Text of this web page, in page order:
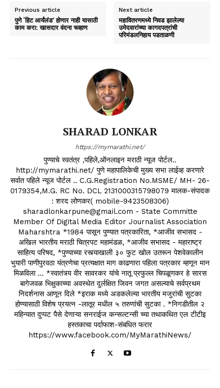
Previous article
पुणे ‘हिट आर्यंलंड’ होणार नाही यासाठी
काम करा: खासदार वंदना चव्हाण
Next article
महावितरणमध्ये निवड झालेल्या
उमेदवारांच्या कागदपत्रांची
परिमंडलनिहाय पडताळणी
SHARAD LONKAR
https://mymarathi.net/
पुण्याचे स्वतंत्र ,पहिले,ऑनलाइन मराठी न्यूज पोर्टल..
http://mymarathi.net/ पुणे महापालिकेची मुख्य सभा लाईव्ह करणारे
सर्वात पहिले न्यूज पोर्टल .. C.G.Registration No.MSME/ MH- 26-
0179354,M.G. RC No. DCL 2131000315798079 मालक-संपादक
: शरद लोणकर( mobile-9423508306)
sharadlonkarpune@gmail.com - State Committe
Member Of Digital Media Editor Journalist Association
Maharshtra *1984 पासून पुण्यात पत्रकारिता, *आजीव सभासद -
अखिल भारतीय मराठी चित्रपट महामंडळ, *आजीव सभासद - महाराष्ट्र
साहित्य परिषद, *पुण्याच्या रस्त्याखाली ३० फुट खोल उतरून पेशवेकालीन
भुयारी पाणीपुरवठा यंत्रणेचा प्रत्यक्षात माग काढणारा पहिला पत्रकार म्हणून मान
मिळविला ... *स्वातंत्र्य वीर सावरकर यांचे नातू प्रफुल्ल चिपळूणकर हे सारस
बागेजवळ भिक्षुकाच्या अवस्थेत दुर्लक्षित जिवन जगत असल्याचे सर्वप्रथम
निदर्शनास आणून दिले *इराक मध्ये अडकलेल्या भारतीय मजुरांची सुटका
होण्यासाठी विशेष प्रयत्न -लातूर मधील ५ तरुणांची सुटका . *निगडीतील २
महिन्यात दुप्पट पैसे देणाऱ्या सनराईज कन्सल्टन्सी च्या तथाकथित एल टीटीइ
हस्तकाचा पर्दाफाश-संबधित फरार
https://www.facebook.com/MyMarathiNews/